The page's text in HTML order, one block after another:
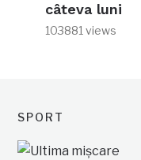
câteva luni
103881 views
SPORT